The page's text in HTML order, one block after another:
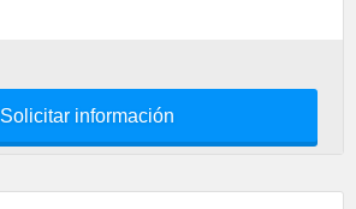
Solicitar información